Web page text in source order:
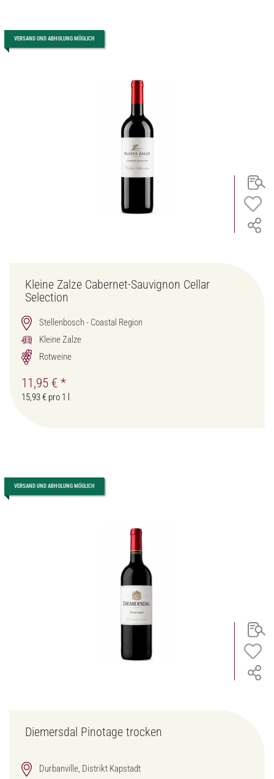
VERSAND UND ABHOLUNG MÖGLICH
Kleine Zalze Cabernet-Sauvignon Cellar
Selection
Stellenbosch - Coastal Region
Kleine Zalze
Rotweine
11,95 € *
15,93 € pro 1 l
VERSAND UND ABHOLUNG MÖGLICH
Diemersdal Pinotage trocken
Durbanville, Distrikt Kapstadt